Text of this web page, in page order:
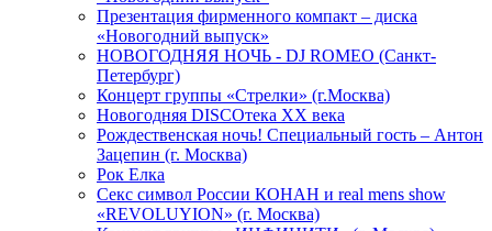
Презентация фирменного компакт – диска
«Новогодний выпуск»
НОВОГОДНЯЯ НОЧЬ - DJ ROMEO (Санкт-
Петербург)
Концерт группы «Стрелки» (г.Москва)
Новогодняя DISCOтека ХХ века
Рождественская ночь! Специальный гость – Антон
Зацепин (г. Москва)
Рок Елка
Секс символ России КОНАН и real mens show
«REVOLUYION» (г. Москва)